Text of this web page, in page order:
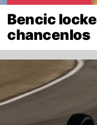
Bencic
chancenlos